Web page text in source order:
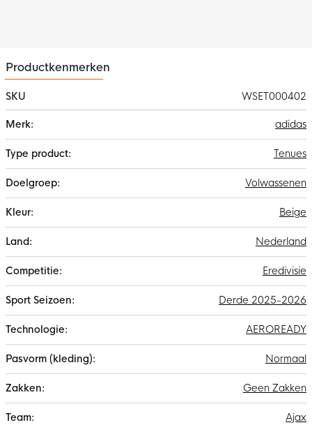
Productkenmerken
SKU
WSET000402
informatie
adidas
Tenues
Volwassenen
Beige
Nederland
Eredivisie
Derde 2025-2026
AEROREADY
Normaal
Geen Zakken
Ajax